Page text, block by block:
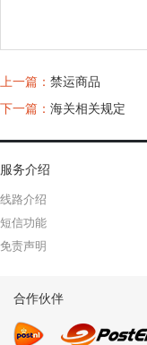
上一篇： 禁运商品
下一篇： 海关相关规定
服务介绍
线路介绍
短信功能
免责声明
合作伙伴